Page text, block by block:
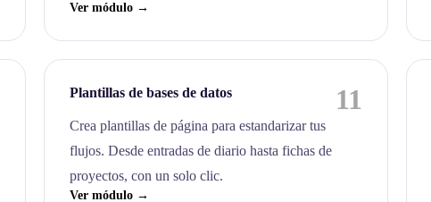
Ver módulo →
Plantillas de bases de datos 11
Crea plantillas de página para estandarizar tus
flujos. Desde entradas de diario hasta fichas de
proyectos, con un solo clic.
Ver módulo →